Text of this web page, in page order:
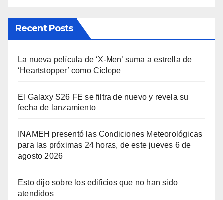
Recent Posts
La nueva película de ‘X-Men’ suma a estrella de
‘Heartstopper’ como Cíclope
El Galaxy S26 FE se filtra de nuevo y revela su
fecha de lanzamiento
INAMEH presentó las Condiciones Meteorológicas
para las próximas 24 horas, de este jueves 6 de
agosto 2026
Esto dijo sobre los edificios que no han sido
atendidos